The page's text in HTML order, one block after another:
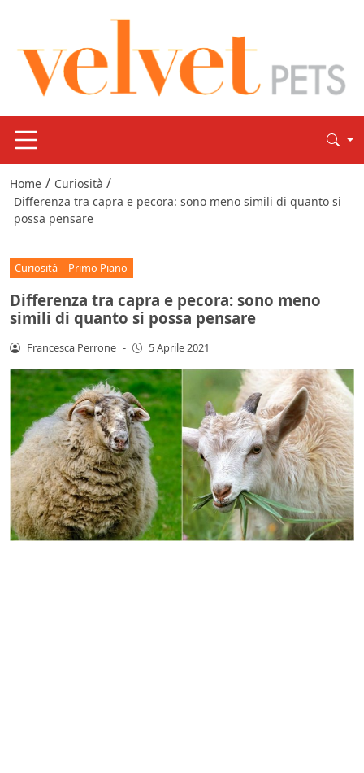
Home / Curiosità /
Differenza tra capra e pecora: sono meno simili di quanto si
possa pensare
Curiosità Primo Piano
Differenza tra capra e pecora: sono meno
simili di quanto si possa pensare
Francesca Perrone - 5 Aprile 2021